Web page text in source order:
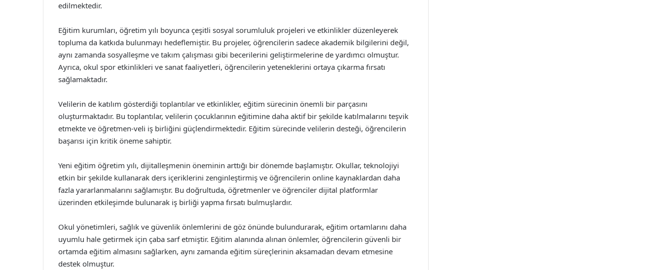
edilmektedir.
Eğitim kurumları, öğretim yılı boyunca çeşitli sosyal sorumluluk projeleri ve etkinlikler düzenleyerek
topluma da katkıda bulunmayı hedeflemiştir. Bu projeler, öğrencilerin sadece akademik bilgilerini değil,
aynı zamanda sosyalleşme ve takım çalışması gibi becerilerini geliştirmelerine de yardımcı olmuştur.
Ayrıca, okul spor etkinlikleri ve sanat faaliyetleri, öğrencilerin yeteneklerini ortaya çıkarma fırsatı
sağlamaktadır.
Velilerin de katılım gösterdiği toplantılar ve etkinlikler, eğitim sürecinin önemli bir parçasını
oluşturmaktadır. Bu toplantılar, velilerin çocuklarının eğitimine daha aktif bir şekilde katılmalarını teşvik
etmekte ve öğretmen-veli iş birliğini güçlendirmektedir. Eğitim sürecinde velilerin desteği, öğrencilerin
başarısı için kritik öneme sahiptir.
Yeni eğitim öğretim yılı, dijitalleşmenin öneminin arttığı bir dönemde başlamıştır. Okullar, teknolojiyi
etkin bir şekilde kullanarak ders içeriklerini zenginleştirmiş ve öğrencilerin online kaynaklardan daha
fazla yararlanmalarını sağlamıştır. Bu doğrultuda, öğretmenler ve öğrenciler dijital platformlar
üzerinden etkileşimde bulunarak iş birliği yapma fırsatı bulmuşlardır.
Okul yönetimleri, sağlık ve güvenlik önlemlerini de göz önünde bulundurarak, eğitim ortamlarını daha
uyumlu hale getirmek için çaba sarf etmiştir. Eğitim alanında alınan önlemler, öğrencilerin güvenli bir
ortamda eğitim almasını sağlarken, aynı zamanda eğitim süreçlerinin aksamadan devam etmesine
destek olmuştur.